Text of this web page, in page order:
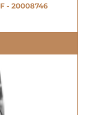
- 20008746